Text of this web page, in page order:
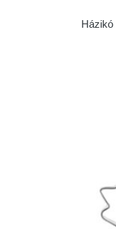
Házikó